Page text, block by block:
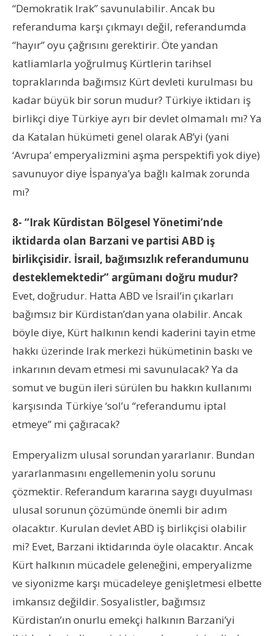
“Demokratik Irak” savunulabilir. Ancak bu
referanduma karşı çıkmayı değil, referandumda
“hayır” oyu çağrısını gerektirir. Öte yandan
katliamlarla yoğrulmuş Kürtlerin tarihsel
topraklarında bağımsız Kürt devleti kurulması bu
kadar büyük bir sorun mudur? Türkiye iktidarı iş
birlikçi diye Türkiye ayrı bir devlet olmamalı mı? Ya
da Katalan hükümeti genel olarak AB’yi (yani
‘Avrupa’ emperyalizmini aşma perspektifi yok diye)
savunuyor diye İspanya’ya bağlı kalmak zorunda
mı?
8- “Irak Kürdistan Bölgesel Yönetimi’nde
iktidarda olan Barzani ve partisi ABD iş
birlikçisidir. İsrail, bağımsızlık referandumunu
desteklemektedir” argümanı doğru mudur?
Evet, doğrudur. Hatta ABD ve İsrail’in çıkarları
bağımsız bir Kürdistan’dan yana olabilir. Ancak
böyle diye, Kürt halkının kendi kaderini tayin etme
hakkı üzerinde Irak merkezi hükümetinin baskı ve
inkarının devam etmesi mi savunulacak? Ya da
somut ve bugün ileri sürülen bu hakkın kullanımı
karşısında Türkiye ‘sol’u “referandumu iptal
etmeye” mi çağıracak?
Emperyalizm ulusal sorundan yararlanır. Bundan
yararlanmasını engellemenin yolu sorunu
çözmektir. Referandum kararına saygı duyulması
ulusal sorunun çözümünde önemli bir adım
olacaktır. Kurulan devlet ABD iş birlikçisi olabilir
mi? Evet, Barzani iktidarında öyle olacaktır. Ancak
Kürt halkının mücadele geleneğini, emperyalizme
ve siyonizme karşı mücadeleye genişletmesi elbette
imkansız değildir. Sosyalistler, bağımsız
Kürdistan’ın onurlu emekçi halkının Barzani’yi